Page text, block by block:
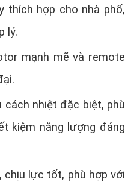
thích hợp cho nhà phố,
lý.
mạnh mẽ và remote
cách nhiệt đặc biệt, phù
kiệm năng lượng đáng
lực tốt, phù hợp với